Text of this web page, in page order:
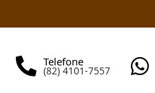
Telefone
(82) 4101-7557